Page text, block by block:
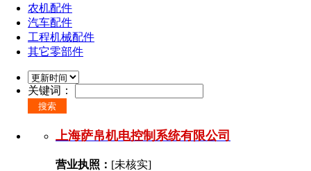
农机配件
汽车配件
工程机械配件
其它零部件
关键词：
上海萨帛机电控制系统有限公司
营业执照： [未核实]